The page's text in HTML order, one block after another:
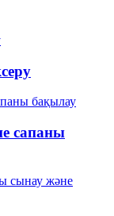
сапаны